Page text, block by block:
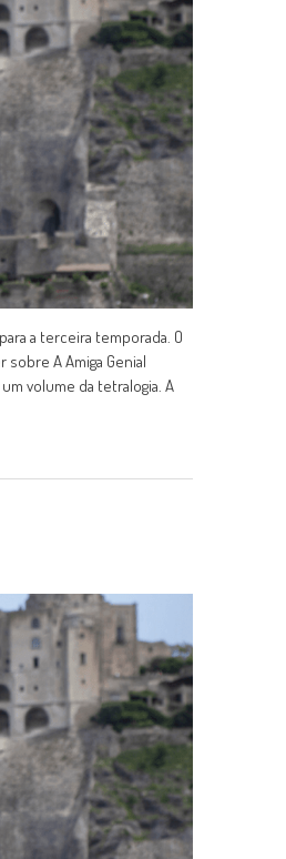
a terceira temporada. O
A Amiga Genial
volume da tetralogia. A